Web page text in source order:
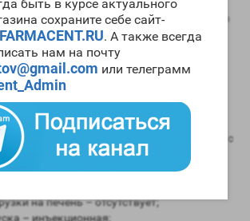
быть в курсе актуального
сохраните себе сайт-
. А также всегда
нам на почту
или телеграмм
Musk-on Pharmaceuticals
понравится
профиль Testosterone
on Pharmaceuticals
активность – 100 процентов в
гормоном;
активность – 100 процентов в сравнении с
конвертироваться в женские гормоны
на печень – отсутствует;
– инъекционная;